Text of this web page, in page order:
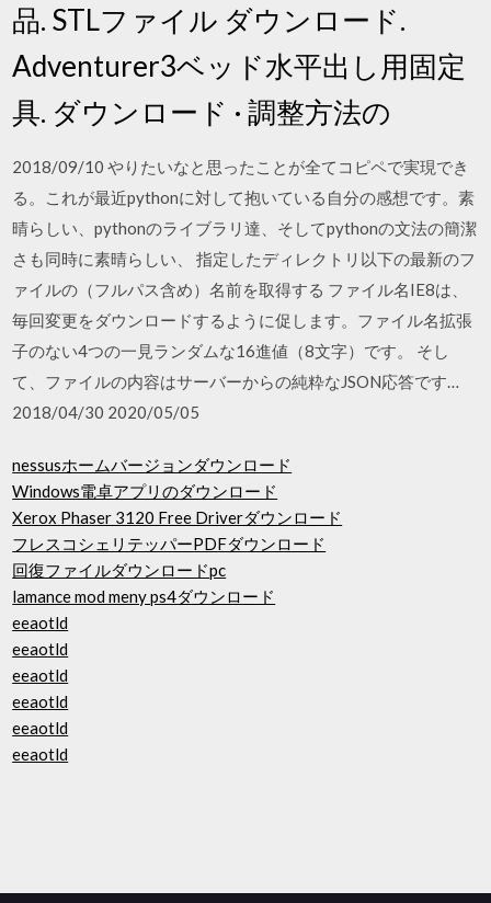
品. STLファイル ダウンロード.
Adventurer3ベッド水平出し用固定
具. ダウンロード · 調整方法の
2018/09/10 やりたいなと思ったことが全てコピペで実現でき
る。これが最近pythonに対して抱いている自分の感想です。素
晴らしい、pythonのライブラリ達、そしてpythonの文法の簡潔
さも同時に素晴らしい、 指定したディレクトリ以下の最新のフ
ァイルの（フルパス含め）名前を取得する ファイル名IE8は、
毎回変更をダウンロードするように促します。ファイル名拡張
子のない4つの一見ランダムな16進値（8文字）です。 そし
て、ファイルの内容はサーバーからの純粋なJSON応答です…
2018/04/30 2020/05/05
nessusホームバージョンダウンロード
Windows電卓アプリのダウンロード
Xerox Phaser 3120 Free Driverダウンロード
フレスコシェリテッパーPDFダウンロード
回復ファイルダウンロードpc
lamance mod meny ps4ダウンロード
eeaotld
eeaotld
eeaotld
eeaotld
eeaotld
eeaotld